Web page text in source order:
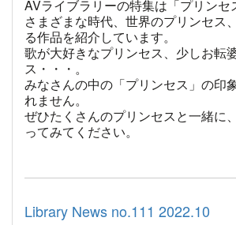
AVライブラリーの特集は「プリンセ
さまざまな時代、世界のプリンセス
る作品を紹介しています。
歌が大好きなプリンセス、少しお転
ス・・・。
みなさんの中の「プリンセス」の印
れません。
ぜひたくさんのプリンセスと一緒に
ってみてください。
Library News no.111 2022.10